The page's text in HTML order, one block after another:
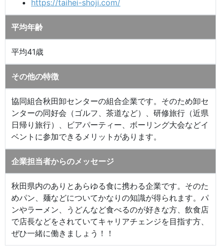
https://taihei-shoji.com/
平均年齢
平均41歳
その他の特徴
協同組合秋田卸センターの組合企業です。そのため卸セ
ンターの同好会（ゴルフ、茶道など）、研修旅行（近県
日帰り旅行）、ビアパーティー、ボーリング大会などイ
ベントに参加できるメリットがあります。
企業担当者からのメッセージ
秋田県内のありとあらゆる食に携わる企業です。そのた
めパン、麺などについてかなりの知識が得られます。パ
ンやラーメン、うどんなど食べるのが好きな方、飲食店
で店長などをされていてキャリアチェンジを目指す方、
ぜひ一緒に働きましょう！！